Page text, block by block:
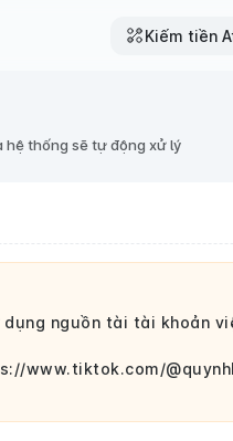
Kiếm tiền
hệ thống sẽ tự động xử lý
nguồn tài tài khoản
www.tiktok.com/